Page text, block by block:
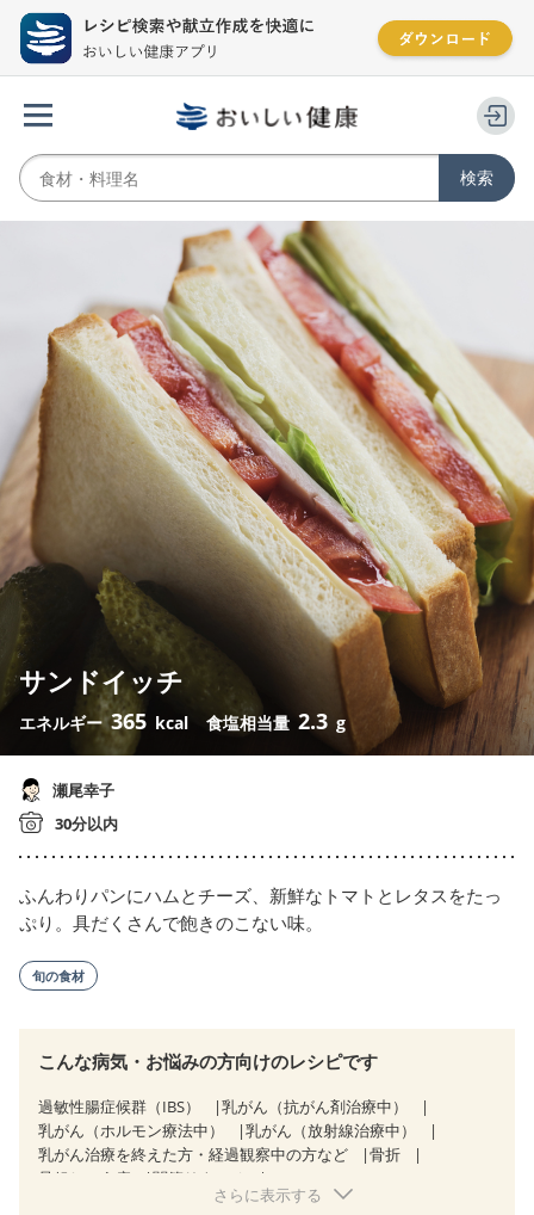
サンドイッチ
エネルギー365 kcal 食塩相当量 2.3 g
瀬尾幸子
30分以内
ふんわりパンにハムとチーズ、新鮮なトマトとレタスをたっ
ぷり。具だくさんで飽きのこない味。
旬の食材
こんな病気・お悩みの方向けのレシピです
過敏性腸症候群（IBS）
乳がん（抗がん剤治療中）
乳がん（ホルモン療法中）
乳がん（放射線治療中）
乳がん治療を終えた方・経過観察中の方など
骨折
骨粗しょう症
関節リウマチ
フレイル（年齢に合わせた体作り）
低栄養予防
さらに表示する